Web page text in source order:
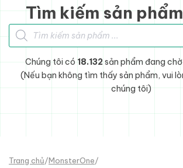
Tìm kiếm sản
Tìm kiếm sản phẩm
Chúng tôi có 18.132sản phẩm đang
(Nếu bạn không tìm thấy sản phẩm, vui
chúng tôi)
Trang chủ/MonsterOne/